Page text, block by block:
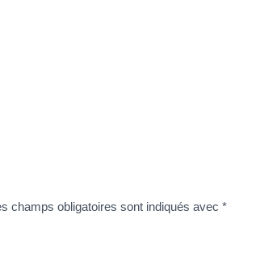
champs obligatoires sont indiqués avec*